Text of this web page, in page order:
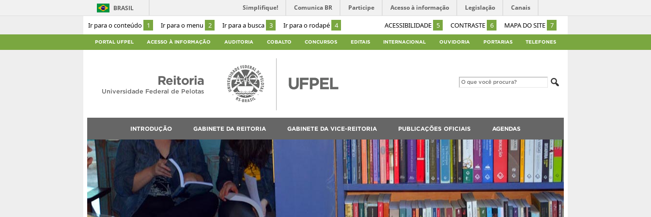
Ir para o conteúdo 1 Ir para o menu 2 Ir para a busca 3 Ir para o rodapé 4 ACESSIBILIDADE 5 CONTRASTE 6 MAPA DO SITE 7
BRASIL Simplifique! Comunica BR Participe Acesso à informação Legislação Canais
PORTAL UFPEL ACESSO À INFORMAÇÃO AUDITORIA COBALTO CONCURSOS EDITAIS INTERNACIONAL OUVIDORIA PORTARIAS TELEFONES
Reitoria
Universidade Federal de Pelotas
INTRODUÇÃO GABINETE DA REITORIA GABINETE DA VICE-REITORIA PUBLICAÇÕES OFICIAIS AGENDAS